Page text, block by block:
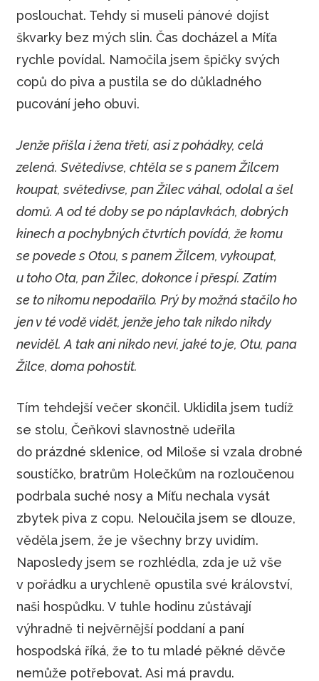
poslouchat. Tehdy si museli pánové dojíst
škvarky bez mých slin. Čas docházel a Míťa
rychle povídal. Namočila jsem špičky svých
copů do piva a pustila se do důkladného
pucování jeho obuvi.
Jenže přišla i žena třetí, asi z pohádky, celá
zelená. Světedivse, chtěla se s panem Žilcem
koupat, světedivse, pan Žilec váhal, odolal a šel
domů. A od té doby se po náplavkách, dobrých
kinech a pochybných čtvrtích povídá, že komu
se povede s Otou, s panem Žilcem, vykoupat,
u toho Ota, pan Žilec, dokonce i přespí. Zatím
se to nikomu nepodařilo. Prý by možná stačilo ho
jen v té vodě vidět, jenže jeho tak nikdo nikdy
neviděl. A tak ani nikdo neví, jaké to je, Otu, pana
Žilce, doma pohostit.
Tím tehdejší večer skončil. Uklidila jsem tudíž
se stolu, Čeňkovi slavnostně udeřila
do prázdné sklenice, od Miloše si vzala drobné
soustíčko, bratrům Holečkům na rozloučenou
podrbala suché nosy a Míťu nechala vysát
zbytek piva z copu. Neloučila jsem se dlouze,
věděla jsem, že je všechny brzy uvidím.
Naposledy jsem se rozhlédla, zda je už vše
v pořádku a urychleně opustila své království,
naši hospůdku. V tuhle hodinu zůstávají
výhradně ti nejvěrnější poddaní a paní
hospodská říká, že to tu mladé pěkné děvče
nemůže potřebovat. Asi má pravdu.